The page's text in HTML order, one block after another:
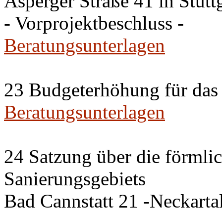
- Vorprojektbeschluss -
Beratungsunterlagen
23 Budgeterhöhung für
Beratungsunterlagen
24 Satzung über die
Sanierungsgebiets
Bad Cannstatt 21 -